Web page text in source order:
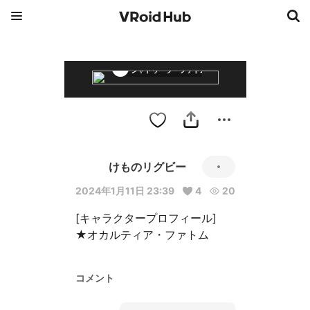
シャドゥーラ・ファトム&オカルティア・ファトム
けものリグビー
2024年1月11日 23:39 4 20
[キャラクタープロフィール]
★オカルティア・ファトム
コメント